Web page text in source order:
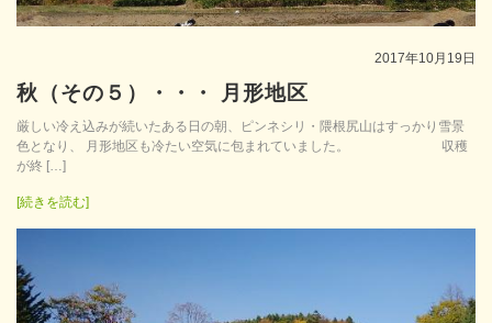
2017年10月19日
秋（その５）・・・ 月形地区
厳しい冷え込みが続いたある日の朝、ピンネシリ・隈根尻山はすっかり雪景
色となり、 月形地区も冷たい空気に包まれていました。 収穫
が終 […]
[続きを読む]